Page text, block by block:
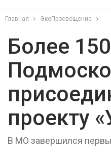
Главная ЭкоПросвещение
Более
проекту
В МО завершился